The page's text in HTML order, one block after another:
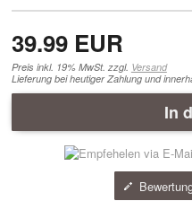
39.99 EUR
Preis inkl. 19% MwSt. zzgl. Versand
Lieferung bei heutiger Zahlung und
In